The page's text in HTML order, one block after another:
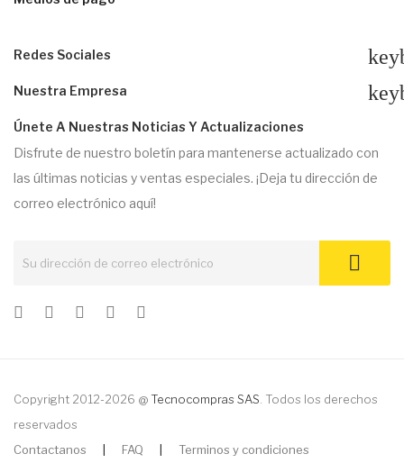
Redes Sociales
Nuestra Empresa
Únete A Nuestras Noticias Y Actualizaciones
Disfrute de nuestro boletín para mantenerse actualizado con
las últimas noticias y ventas especiales. ¡Deja tu dirección de
correo electrónico aquí!
Copyright 2012-2026 @ Tecnocompras SAS . Todos los derechos
reservados
Contactanos
FAQ Terminos y condiciones